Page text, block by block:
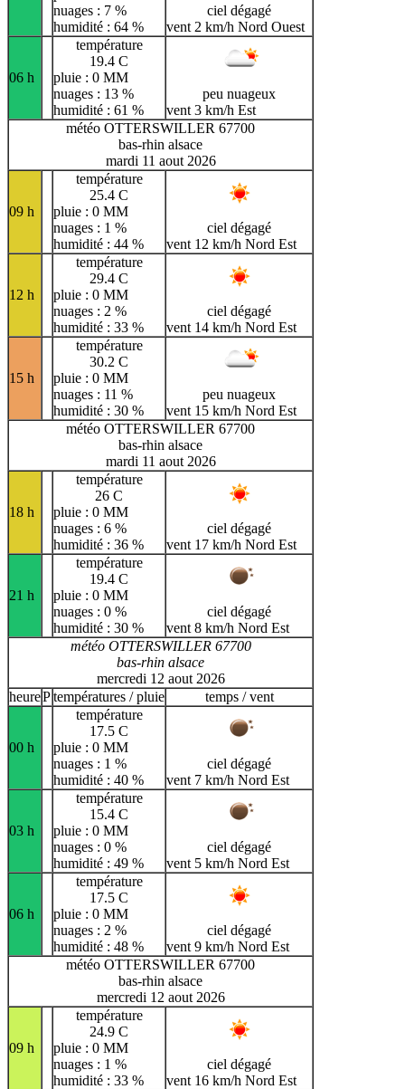
nuages : 7 %
humidité : 64 %
ciel dégagé
vent 2 km/h Nord Ouest
06 h
température
19.4 C
pluie : 0 MM
nuages : 13 %
humidité : 61 %
peu nuageux
vent 3 km/h Est
météo OTTERSWILLER 67700
bas-rhin alsace
mardi 11 aout 2026
09 h
température
25.4 C
pluie : 0 MM
nuages : 1 %
humidité : 44 %
ciel dégagé
vent 12 km/h Nord Est
12 h
température
29.4 C
pluie : 0 MM
nuages : 2 %
humidité : 33 %
ciel dégagé
vent 14 km/h Nord Est
15 h
température
30.2 C
pluie : 0 MM
nuages : 11 %
humidité : 30 %
peu nuageux
vent 15 km/h Nord Est
météo OTTERSWILLER 67700
bas-rhin alsace
mardi 11 aout 2026
18 h
température
26 C
pluie : 0 MM
nuages : 6 %
humidité : 36 %
ciel dégagé
vent 17 km/h Nord Est
21 h
température
19.4 C
pluie : 0 MM
nuages : 0 %
humidité : 30 %
ciel dégagé
vent 8 km/h Nord Est
météo OTTERSWILLER 67700
bas-rhin alsace
mercredi 12 aout 2026
heurePtempératures / pluie temps / vent
00 h
température
17.5 C
pluie : 0 MM
nuages : 1 %
humidité : 40 %
ciel dégagé
vent 7 km/h Nord Est
03 h
température
15.4 C
pluie : 0 MM
nuages : 0 %
humidité : 49 %
ciel dégagé
vent 5 km/h Nord Est
06 h
température
17.5 C
pluie : 0 MM
nuages : 2 %
humidité : 48 %
ciel dégagé
vent 9 km/h Nord Est
météo OTTERSWILLER 67700
bas-rhin alsace
mercredi 12 aout 2026
09 h
température
24.9 C
pluie : 0 MM
nuages : 1 %
humidité : 33 %
ciel dégagé
vent 16 km/h Nord Est